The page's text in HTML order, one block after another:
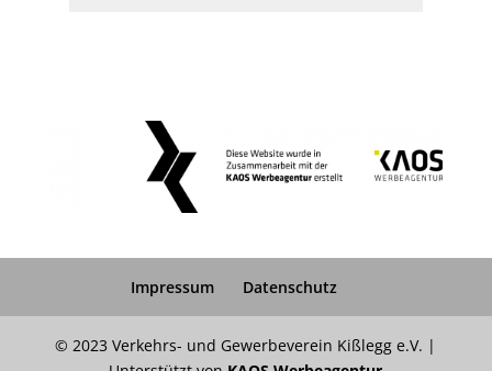
Impressum Datenschutz
© 2023 Verkehrs- und Gewerbeverein Kißlegg e.V. |